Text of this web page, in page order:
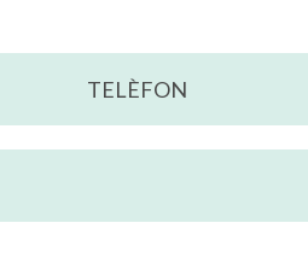
TELÈFON